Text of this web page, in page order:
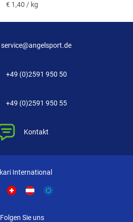
€ 1,40 / kg
service@angelsport.de
+49 (0)2591 950 50
+49 (0)2591 950 55
Kontakt
International
Folgen Sie uns